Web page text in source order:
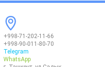
+998-71-202-11-66
+998-90-011-80-70
Telegram
WhatsApp